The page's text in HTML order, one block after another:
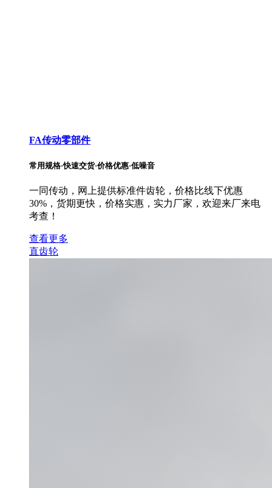
FA传动零部件
常用规格·快速交货·价格优惠·低噪音
一同传动，网上提供标准件齿轮，价格比线下优惠
30%，货期更快，价格实惠，实力厂家，欢迎来厂来电
考查！
查看更多
直齿轮